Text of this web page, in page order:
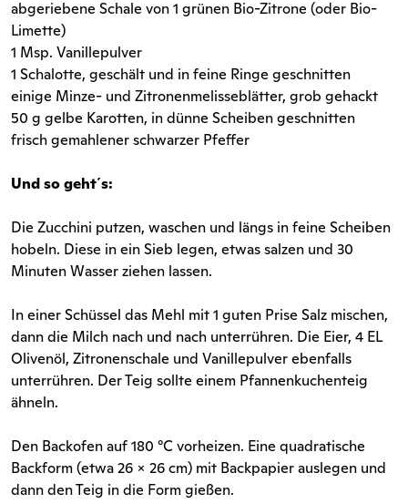
abgeriebene Schale von 1 grünen Bio-Zitrone (oder Bio-
Limette)
1 Msp. Vanillepulver
1 Schalotte, geschält und in feine Ringe geschnitten
einige Minze- und Zitronenmelisseblätter, grob gehackt
50 g gelbe Karotten, in dünne Scheiben geschnitten
frisch gemahlener schwarzer Pfeffer
Und so geht´s:
Die Zucchini putzen, waschen und längs in feine Scheiben
hobeln. Diese in ein Sieb legen, etwas salzen und 30
Minuten Wasser ziehen lassen.
In einer Schüssel das Mehl mit 1 guten Prise Salz mischen,
dann die Milch nach und nach unterrühren. Die Eier, 4 EL
Olivenöl, Zitronenschale und Vanillepulver ebenfalls
unterrühren. Der Teig sollte einem Pfannenkuchenteig
ähneln.
Den Backofen auf 180 °C vorheizen. Eine quadratische
Backform (etwa 26 × 26 cm) mit Backpapier auslegen und
dann den Teig in die Form gießen.